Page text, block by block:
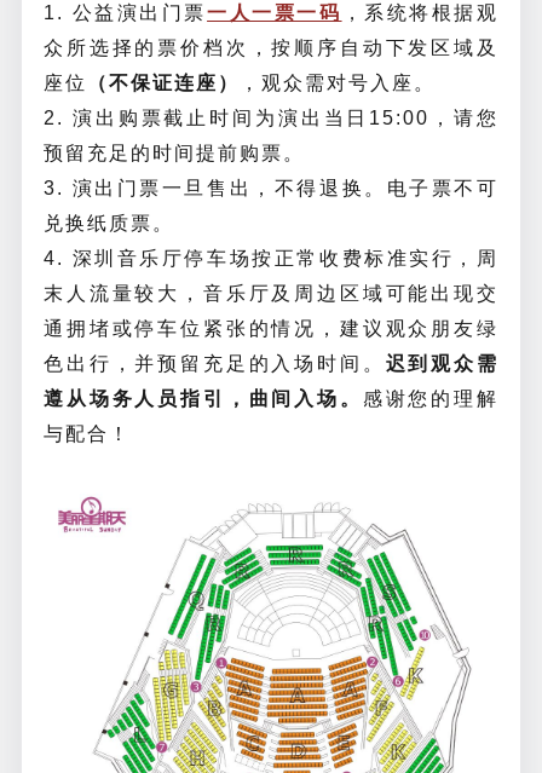
1. 公益演出门票一人一票一码 ，系统将根据观
众所选择的票价档次，按顺序自动下发区域及
座位
（不保证连座）
，观众需对号入座。
2. 演出购票截止时间为演出当日15:00，请您
预留充足的时间提前购票。
3. 演出门票一旦售出，不得退换。电子票不可
兑换纸质票。
4. 深圳音乐厅停车场按正常收费标准实行，周
末人流量较大，音乐厅及周边区域可能出现交
通拥堵或停车位紧张的情况，建议观众朋友绿
色出行，并预留充足的入场时间。 迟到观众需
遵从场务人员指引，曲间入场。 感谢您的理解
与配合！